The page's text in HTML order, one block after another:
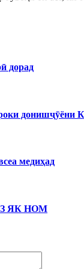
дорад
донишҷӯёни
медиҳад
ЯК НОМ